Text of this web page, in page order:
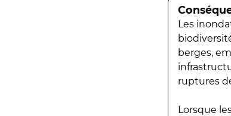
Les
berges,
ruptures
Lorsque